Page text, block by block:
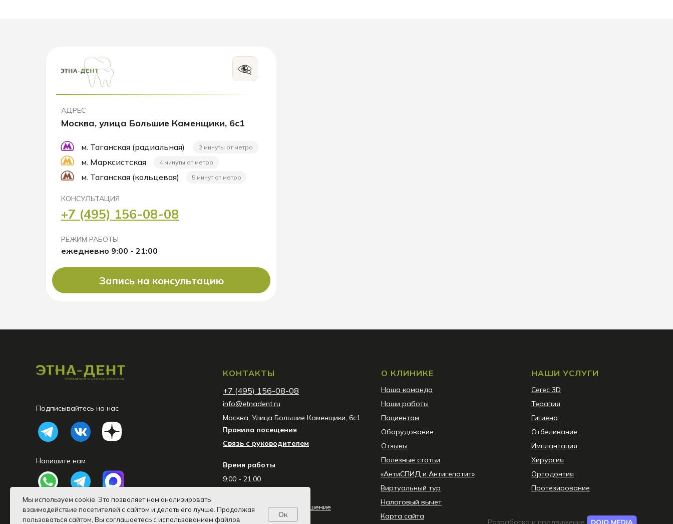
Мы используем cookie. Это позволяет нам анализировать
взаимодействие посетителей с сайтом и делать его лучше. Продолжая
пользоваться сайтом, Вы соглашаетесь с использованием файлов
Ок
АДРЕС
Москва, улица Большие Каменщики, 6с1
КОНСУЛЬТАЦИЯ
РЕЖИМ РАБОТЫ
ежедневно 9:00 - 21:00
+7 (495) 156-08-08
Запись на консультацию
2 минуты от метро
м. Таганская (радиальная)
4 минуты от метро
5 минут от метро
м. Марксистская
м. Таганская (кольцевая)
ООО «Эстэт-Дент» 2026 ©
О КЛИНИКЕ
Наша команда
Наши работы
Пациентам
Оборудование
Отзывы
Полезные статьи
НАШИ УСЛУГИ
Разработка и продвижение
Сerec 3D
Терапия
Гигиена
Отбеливание
Имплантация
Хирургия
Ортодонтия
Протезирование
«АнтиСПИД и Антигепатит»
Виртуальный тур
КОНТАКТЫ
info@etnadent.ru
Москва, Улица Большие Каменщики, 6с1
+7 (495) 156-08-08
Подписывайтесь на нас
Напишите нам
Налоговый вычет
Правила посещения
Связь с руководителем
Время работы
9:00 - 21:00
Пользовательское соглашение
Перечень мероприятий
Карта сайта